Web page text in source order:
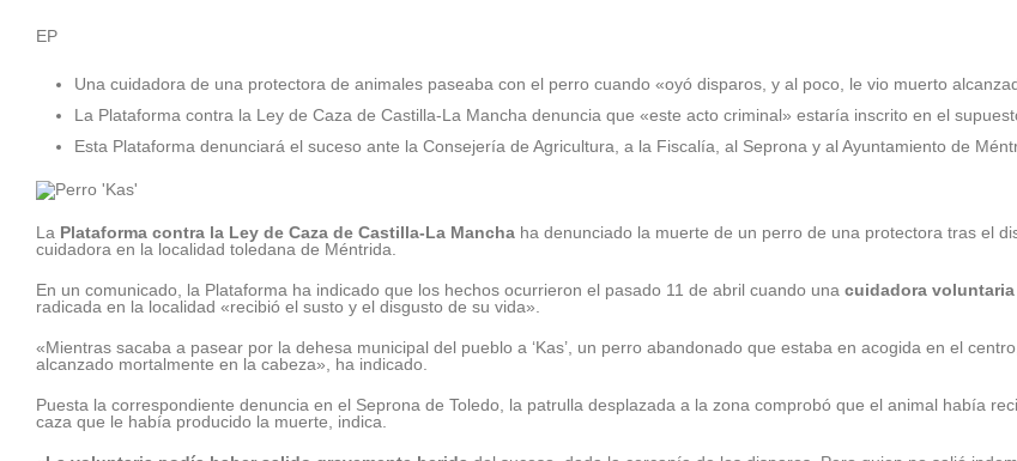
EP
Una cuidadora de una protectora de animales paseaba con el perro cuando «oyó disparos, y al poco, le vio muerto
La Plataforma contra la Ley de Caza de Castilla-La Mancha denuncia que «este acto criminal» estaría inscrito en el
Esta Plataforma denunciará el suceso ante la Consejería de Agricultura, a la Fiscalía, al Seprona y al Ayuntamiento de
La Plataforma contra la Ley de Caza de Castilla-La Mancha ha denunciado la muerte de un perro de una protectora tras el
cuidadora en la localidad toledana de Méntrida.
En un comunicado, la Plataforma ha indicado que los hechos ocurrieron el pasado 11 de abril cuando una cuidadora voluntaria
radicada en la localidad «recibió el susto y el disgusto de su vida».
«Mientras sacaba a pasear por la dehesa municipal del pueblo a ‘Kas’, un perro abandonado que estaba en acogida en el centro,
alcanzado mortalmente en la cabeza», ha indicado.
Puesta la correspondiente denuncia en el Seprona de Toledo, la patrulla desplazada a la zona comprobó que el animal había
caza que le había producido la muerte, indica.